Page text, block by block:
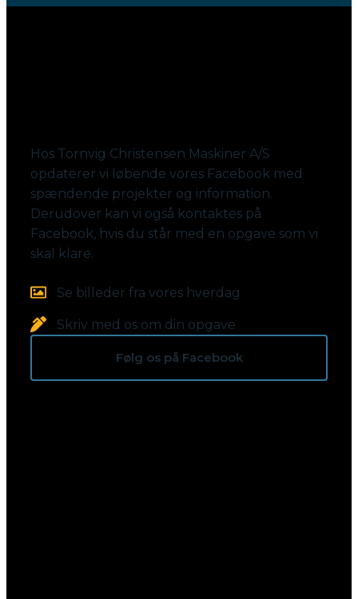
Hos Tornvig Christensen Maskiner A/S
opdaterer vi løbende vores Facebook med
spændende projekter og information.
Derudover kan vi også kontaktes på
Facebook, hvis du står med en opgave som vi
skal klare.
Se billeder fra vores hverdag
Skriv med os om din opgave
Følg os på Facebook